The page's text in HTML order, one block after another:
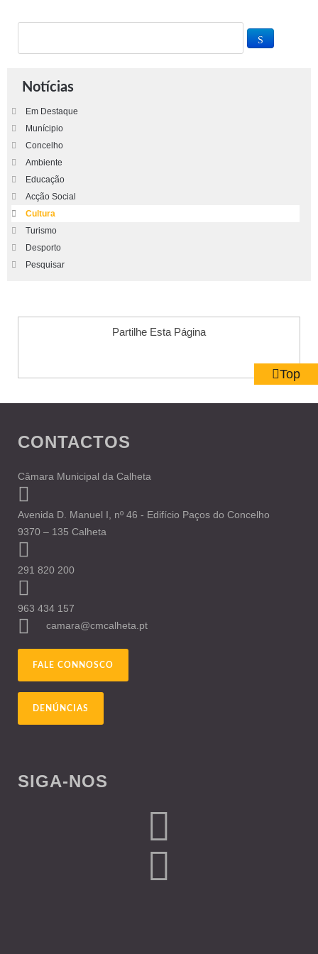
Notícias
Em Destaque
Munícipio
Concelho
Ambiente
Educação
Acção Social
Cultura
Turismo
Desporto
Pesquisar
Partilhe Esta Página
CONTACTOS
Câmara Municipal da Calheta
Avenida D. Manuel I, nº 46 - Edifício Paços do Concelho
9370 – 135 Calheta
291 820 200
963 434 157
camara@cmcalheta.pt
FALE CONNOSCO
DENÚNCIAS
SIGA-NOS
Top